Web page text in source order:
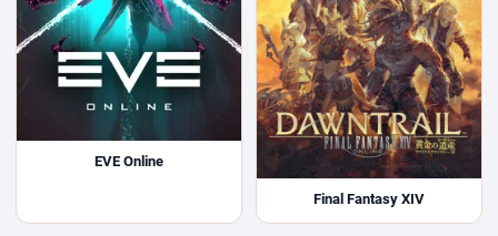
EVE Online
Final Fantasy XIV